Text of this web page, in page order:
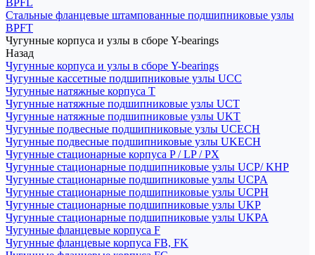
BPFL
Стальные фланцевые штампованные подшипниковые узлы
BPFT
Чугунные корпуса и узлы в сборе Y-bearings
Назад
Чугунные корпуса и узлы в сборе Y-bearings
Чугунные кассетные подшипниковые узлы UCC
Чугунные натяжные корпуса T
Чугунные натяжные подшипниковые узлы UCT
Чугунные натяжные подшипниковые узлы UKT
Чугунные подвесные подшипниковые узлы UCECH
Чугунные подвесные подшипниковые узлы UKECH
Чугунные стационарные корпуса P / LP / PX
Чугунные стационарные подшипниковые узлы UCP/ KHP
Чугунные стационарные подшипниковые узлы UCPA
Чугунные стационарные подшипниковые узлы UCPH
Чугунные стационарные подшипниковые узлы UKP
Чугунные стационарные подшипниковые узлы UKPA
Чугунные фланцевые корпуса F
Чугунные фланцевые корпуса FB, FK